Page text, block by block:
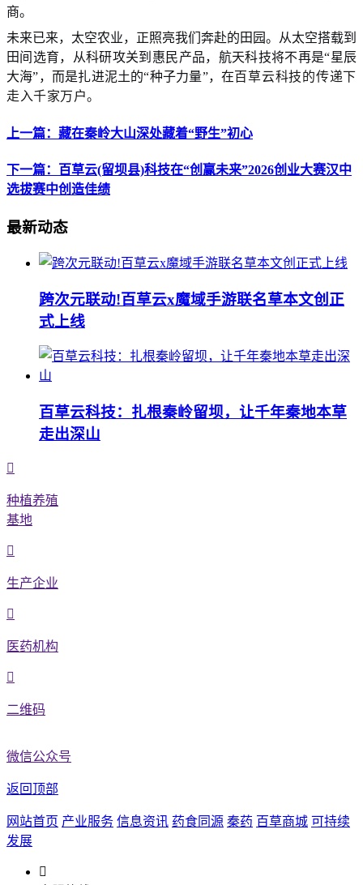
商。
未来已来，太空农业，正照亮我们奔赴的田园。 从太空搭载到
田间选育，从科研攻关到惠民产品， 航天科技将不再是“星辰
大海”，而是扎进泥土的“种子力量”，在百草云科技的传递下
走入千家万户。
上一篇：藏在秦岭大山深处藏着“野生”初心
下一篇：百草云(留坝县)科技在“创赢未来”2026创业大赛汉中
选拔赛中创造佳绩
最新动态
跨次元联动!百草云x魔域手游联名草本文创正
式上线
百草云科技：扎根秦岭留坝，让千年秦地本草
走出深山
种植养殖
基地
生产企业
医药机构
二维码
微信公众号
返回顶部
网站首页 产业服务 信息资讯 药食同源 秦药 百草商城 可持续
发展